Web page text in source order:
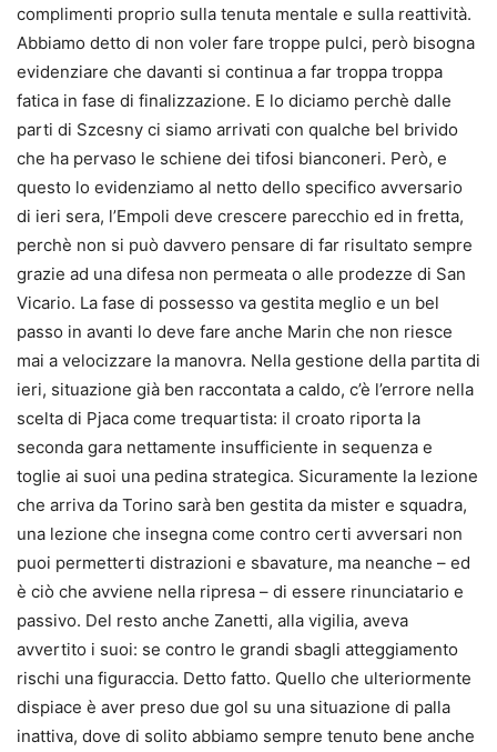
complimenti proprio sulla tenuta mentale e sulla reattività.
Abbiamo detto di non voler fare troppe pulci, però bisogna
evidenziare che davanti si continua a far troppa troppa
fatica in fase di finalizzazione. E lo diciamo perchè dalle
parti di Szcesny ci siamo arrivati con qualche bel brivido
che ha pervaso le schiene dei tifosi bianconeri. Però, e
questo lo evidenziamo al netto dello specifico avversario
di ieri sera, l’Empoli deve crescere parecchio ed in fretta,
perchè non si può davvero pensare di far risultato sempre
grazie ad una difesa non permeata o alle prodezze di San
Vicario. La fase di possesso va gestita meglio e un bel
passo in avanti lo deve fare anche Marin che non riesce
mai a velocizzare la manovra. Nella gestione della partita di
ieri, situazione già ben raccontata a caldo, c’è l’errore nella
scelta di Pjaca come trequartista: il croato riporta la
seconda gara nettamente insufficiente in sequenza e
toglie ai suoi una pedina strategica. Sicuramente la lezione
che arriva da Torino sarà ben gestita da mister e squadra,
una lezione che insegna come contro certi avversari non
puoi permetterti distrazioni e sbavature, ma neanche – ed
è ciò che avviene nella ripresa – di essere rinunciatario e
passivo. Del resto anche Zanetti, alla vigilia, aveva
avvertito i suoi: se contro le grandi sbagli atteggiamento
rischi una figuraccia. Detto fatto. Quello che ulteriormente
dispiace è aver preso due gol su una situazione di palla
inattiva, dove di solito abbiamo sempre tenuto bene anche